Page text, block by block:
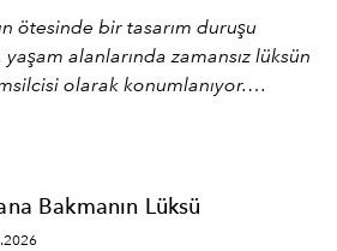
ötesinde bir tasarım duruşu
yaşam alanlarında zamansız lüksün
olarak konumlanıyor.
felsefesini mekanlara taşıyor.
Bakmanın Lüksü